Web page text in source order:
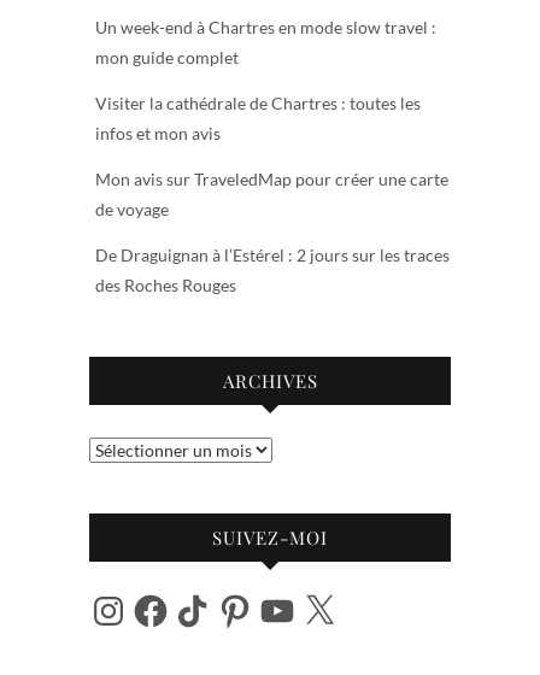
Un week-end à Chartres en mode slow travel :
mon guide complet
Visiter la cathédrale de Chartres : toutes les
infos et mon avis
Mon avis sur TraveledMap pour créer une carte
de voyage
De Draguignan à l’Estérel : 2 jours sur les traces
des Roches Rouges
ARCHIVES
Archives
SUIVEZ-MOI
InstagramFacebook
TikTok PinterestYouTube
X